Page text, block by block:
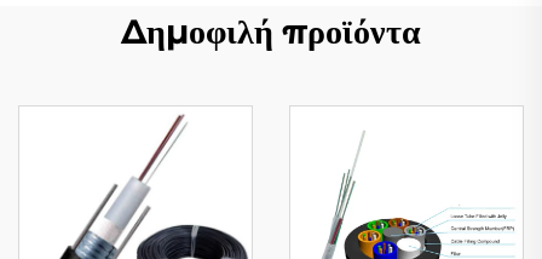
Δημοφιλή προϊόντα